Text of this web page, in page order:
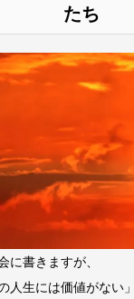
たち
に書きますが、
人生には価値がない